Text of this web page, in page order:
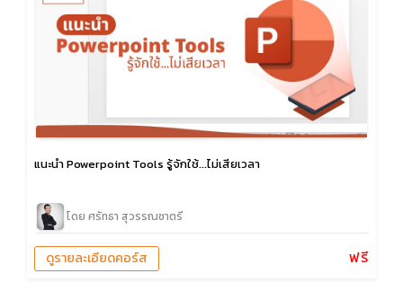
แนะนำ Powerpoint Tools รู้จักใช้...ไม่เสียเวลา
โดย ศรัทธา สุวรรณชาตรี
ฟรี
ดูรายละเอียดคอร์ส